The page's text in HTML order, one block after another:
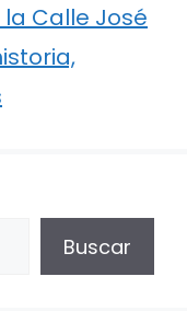
Calle José
Buscar